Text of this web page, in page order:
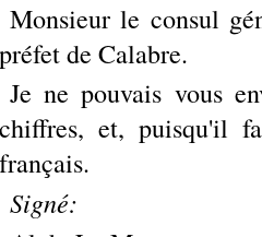
Monsieur le consul
préfet de Calabre.
Je ne pouvais vous
chiffres, et, puisqu'il
français.
Signé: